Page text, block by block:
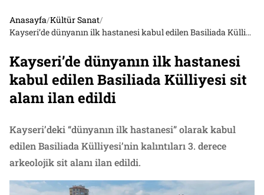
Anasayfa/Kültür Sanat/
Kayseri’de dünyanın ilk hastanesi kabul edilen Basiliada Külliyesi sit alanı ilan edildi
Kayseri’de dünyanın ilk hastanesi
kabul edilen Basiliada Külliyesi sit
alanı ilan edildi
Kayseri’deki “dünyanın ilk hastanesi” olarak kabul
edilen Basiliada Külliyesi’nin kalıntıları 3. derece
arkeolojik sit alanı ilan edildi.